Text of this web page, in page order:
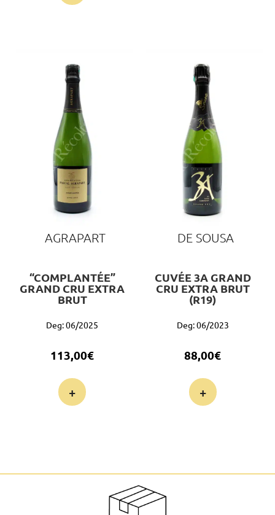
AGRAPART
“COMPLANTÉE”
GRAND CRU EXTRA
BRUT
Deg: 06/2025
113,00€
+
DE SOUSA
CUVÉE 3A GRAND
CRU EXTRA BRUT
(R19)
Deg: 06/2023
88,00€
+